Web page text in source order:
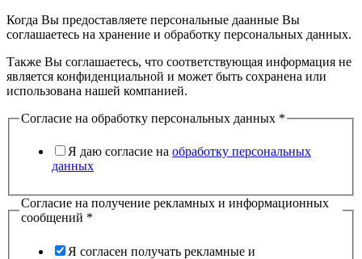
Когда Вы предоставляете персональные даанные Вы
соглашаетесь на хранение и обработку персональных данных.
Также Вы соглашаетесь, что соответствующая информация не
является конфиденциальной и может быть сохранена или
использована нашей компанией.
Согласие на обработку персональных данных *
Я даю согласие на обработку персональных
данных
Согласие на получение рекламных и информационных
сообщений *
Я согласен получать рекламные и